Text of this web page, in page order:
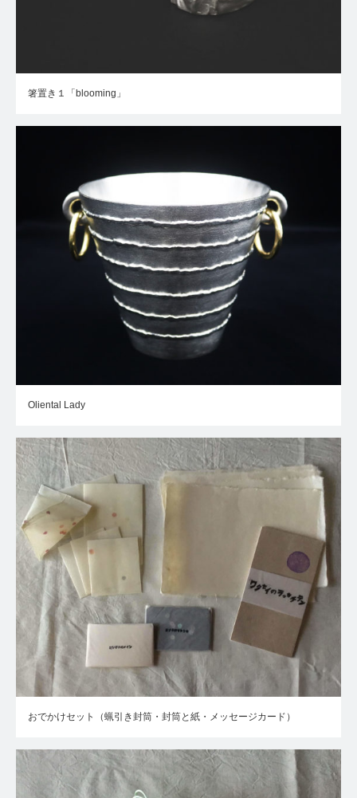
箸置き１「blooming」
Oliental Lady
おでかけセット（蝋引き封筒・封筒と紙・メッセージカード）